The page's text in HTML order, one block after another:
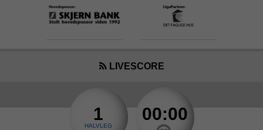
LIVESCORE
1
HALVLEG
00:00